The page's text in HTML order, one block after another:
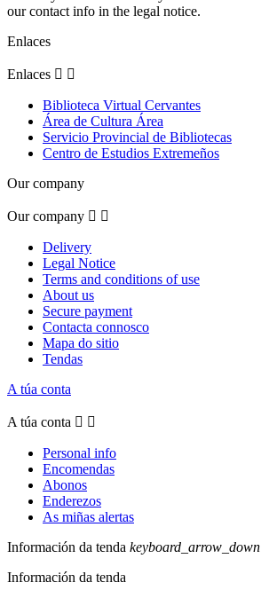
our contact info in the legal notice.
Enlaces
Enlaces  
Biblioteca Virtual Cervantes
Área de Cultura Área
Servicio Provincial de Bibliotecas
Centro de Estudios Extremeños
Our company
Our company  
Delivery
Legal Notice
Terms and conditions of use
About us
Secure payment
Contacta connosco
Mapa do sitio
Tendas
A túa conta
A túa conta  
Personal info
Encomendas
Abonos
Enderezos
As miñas alertas
Información da tenda keyboard_arrow_down
Información da tenda